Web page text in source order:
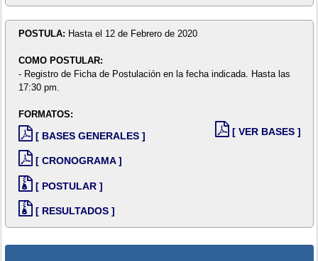
POSTULA: Hasta el 12 de Febrero de 2020
COMO POSTULAR:
- Registro de Ficha de Postulación en la fecha indicada. Hasta las
17:30 pm.
FORMATOS:
[ BASES GENERALES ]
[ CRONOGRAMA ]
[ POSTULAR ]
[ RESULTADOS ]
[ VER BASES ]